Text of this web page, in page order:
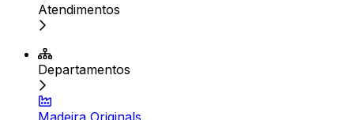
Atendimentos
Departamentos
Madeira Originals